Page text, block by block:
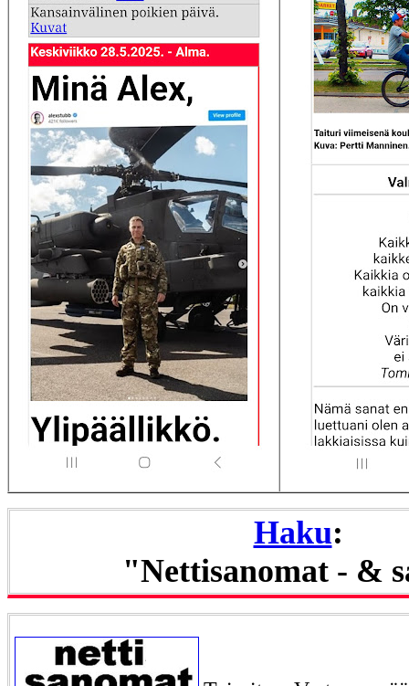
Haku:
"Nettisanomat - &